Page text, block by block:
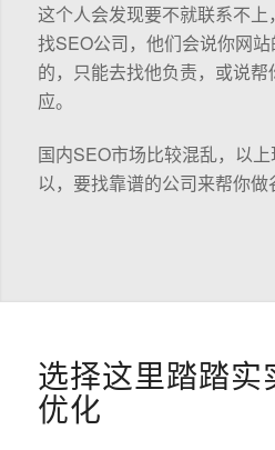
这个人会发现要不就联系不
找SEO公司，他们会说你网
的，只能去找他负责，或说
应。
国内SEO市场比较混乱，以
以，要找靠谱的公司来帮你做
选择这里踏踏实
优化